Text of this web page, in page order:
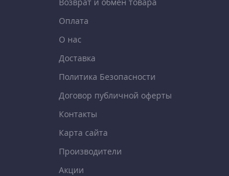
Оплата
О нас
Доставка
Политика Безопасности
Договор публичной оферты
Контакты
Карта сайта
Производители
Акции